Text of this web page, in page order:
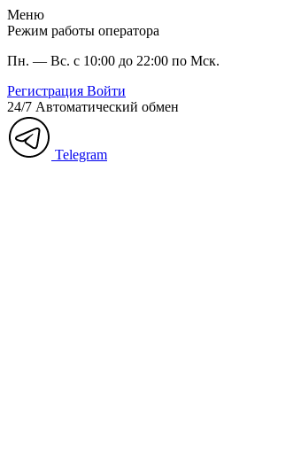
Меню
Режим работы оператора
Пн. — Вс. с 10:00 до 22:00 по Мск.
Регистрация Войти
24/7 Автоматический обмен
Telegram